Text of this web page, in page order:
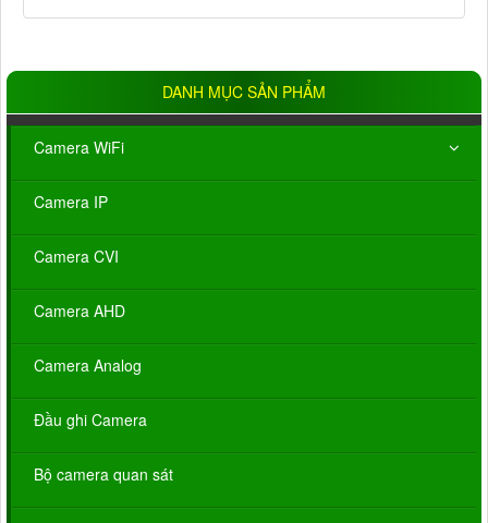
DANH MỤC SẢN PHẨM
Camera WiFi
Camera IP
Camera CVI
Camera AHD
Camera Analog
Đầu ghi Camera
Bộ camera quan sát